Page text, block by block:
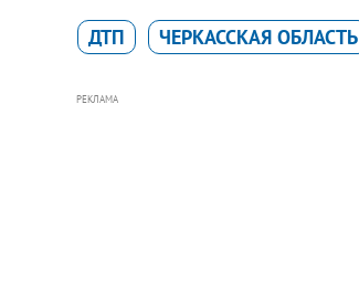
ДТП ЧЕРКАССКАЯ ОБЛАСТЬ
РЕКЛАМА